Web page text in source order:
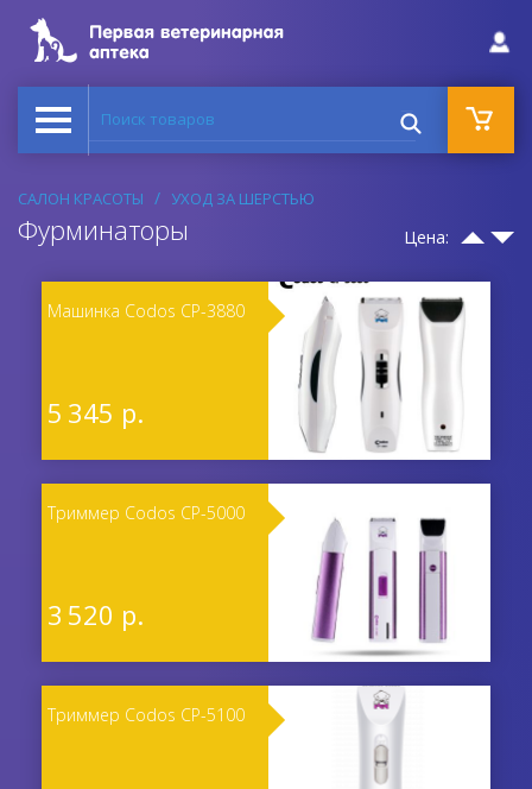
Поиск товаров
САЛОН КРАСОТЫ УХОД ЗА ШЕРСТЬЮ
Фурминаторы Цена:
Машинка Codos CP-3880
5 345 р.
Триммер Codos CP-5000
3 520 р.
Триммер Codos CP-5100